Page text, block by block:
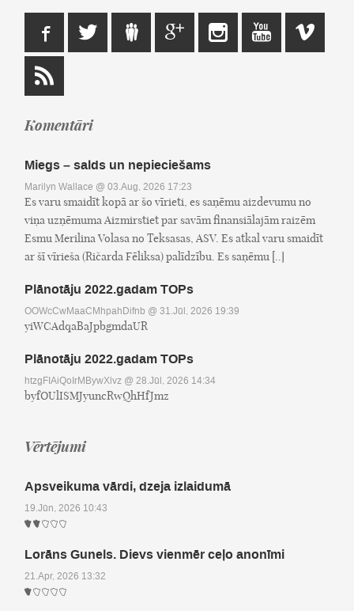
Komentāri
Miegs – salds un nepieciešams
Marilyn Wallace @ 03.Aug, 2026 17:23
Es varu smaidīt kopā ar šo vīrieti, es saņēmu aizdevumu no
viņa uzņēmuma Aizmirstiet par savām finansiālajām raizēm
Esmu Merilina Volasa no Teksasas, ASV. Es atkal varu smaidīt
ar šī vīrieša (Ričarda Fēliksa) palīdzību. Es saņēmu [..]
Plānotāju 2022.gadam TOPs
OOWcCwMaaCMhpahDifnb @ 31.Jūl, 2026 19:39
yiWCAdqaBaJpbgmdaUR
Plānotāju 2022.gadam TOPs
htzgFIAiQoIrMBywXlvz @ 28.Jūl, 2026 14:34
byfOUlISMJyuncRwQhHfJmz
Vērtējumi
Apsveikuma vārdi, dzeja izlaidumā
19.Jūn, 2026 10:43
Lorāns Gunels. Dievs vienmēr ceļo anonīmi
21.Apr, 2026 13:32